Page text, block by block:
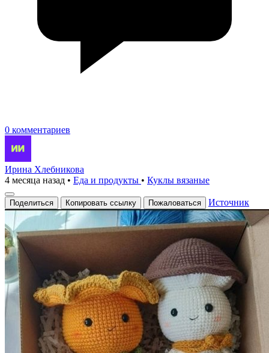
0 комментариев
Ирина Хлебникова
4 месяца назад • Еда и продукты • Куклы вязаные
Поделиться Копировать ссылку Пожаловаться Источник